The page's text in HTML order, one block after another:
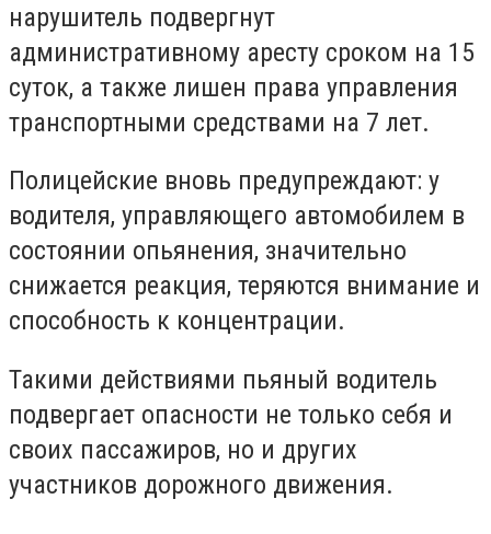
нарушитель подвергнут
административному аресту сроком на 15
суток, а также лишен права управления
транспортными средствами на 7 лет.
Полицейские вновь предупреждают: у
водителя, управляющего автомобилем в
состоянии опьянения, значительно
снижается реакция, теряются внимание и
способность к концентрации.
Такими действиями пьяный водитель
подвергает опасности не только себя и
своих пассажиров, но и других
участников дорожного движения.